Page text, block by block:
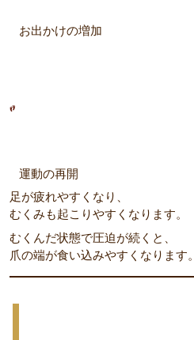
お出かけの増加
運動の再開
足が疲れやすくなり、
むくみも起こりやすくなります。
むくんだ状態で圧迫が続くと、
爪の端が食い込みやすくなります。